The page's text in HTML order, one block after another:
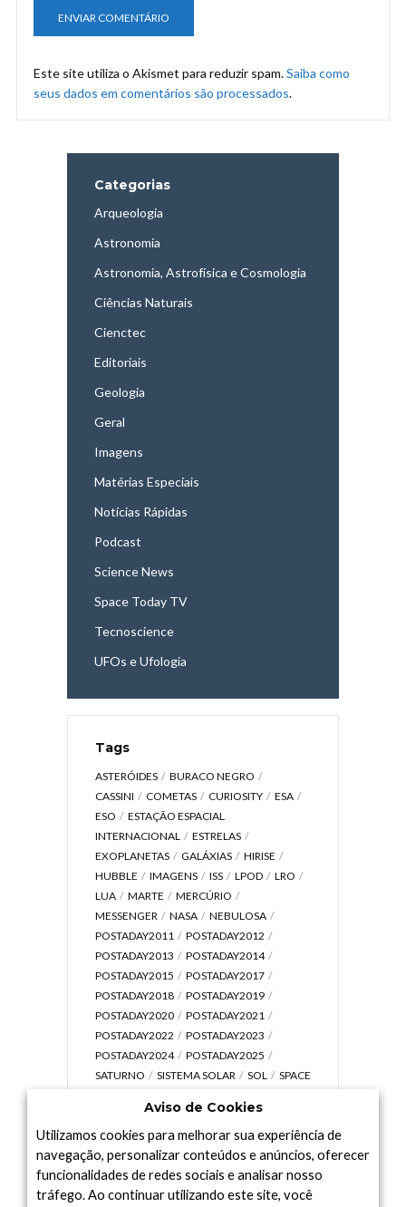
Este site utiliza o Akismet para reduzir spam.Saiba como
seus dados em comentários são processados.
Categorias
Arqueologia
Astronomia
Astronomia, Astrofísica e Cosmologia
Ciências Naturais
Cienctec
Editoriais
Geologia
Geral
Imagens
Matérias Especiais
Notícias Rápidas
Podcast
Science News
Space Today TV
Tecnoscience
UFOs e Ufologia
Tags
ASTERÓIDES
BURACO NEGRO
CASSINI
COMETAS CURIOSITY
ESA
ESO
ESTAÇÃO ESPACIAL
INTERNACIONAL
ESTRELAS
EXOPLANETAS
GALÁXIAS
HIRISE
HUBBLE
IMAGENS ISS LPOD
LRO
LUA
MARTE
MERCÚRIO
MESSENGER
NASA
NEBULOSA
POSTADAY2011
POSTADAY2012
POSTADAY2013
POSTADAY2014
POSTADAY2015
POSTADAY2017
POSTADAY2018
POSTADAY2019
POSTADAY2020
POSTADAY2021
POSTADAY2022
POSTADAY2023
POSTADAY2024
POSTADAY2025
SATURNO
SISTEMA SOLAR SOL
SPACE
UNIVERSO
VÍDEO
Arquivo
Aviso de Cookies
Utilizamos cookies para melhorar sua experiência de
navegação, personalizar conteúdos e anúncios, oferecer
funcionalidades de redes sociais e analisar nosso
tráfego. Ao continuar utilizando este site, você